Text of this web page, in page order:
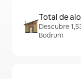
Total de
Descubre
Bodrum